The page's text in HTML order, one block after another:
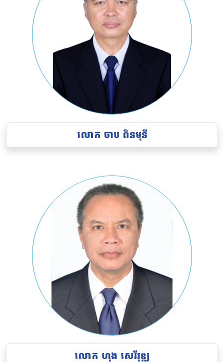
លោក ចាប ពិនមុនី
លោក ហុង សេរីវុឌ្ឍ